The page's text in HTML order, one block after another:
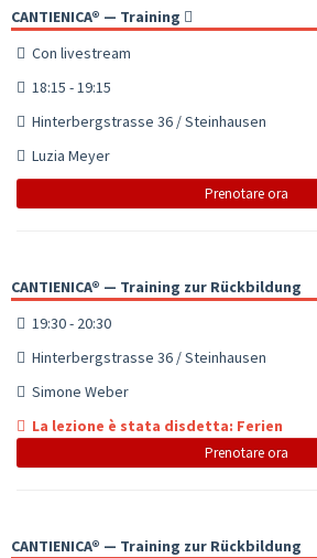
CANTIENICA® — Training
Con livestream
18:15 - 19:15
Hinterbergstrasse 36 / Steinhausen
Luzia Meyer
Prenotare ora
CANTIENICA® — Training zur Rückbildung
19:30 - 20:30
Hinterbergstrasse 36 / Steinhausen
Simone Weber
La lezione è stata disdetta: Ferien
Prenotare ora
CANTIENICA® — Training zur Rückbildung